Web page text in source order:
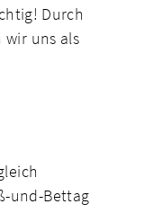
Durch
uns als
und-Bettag